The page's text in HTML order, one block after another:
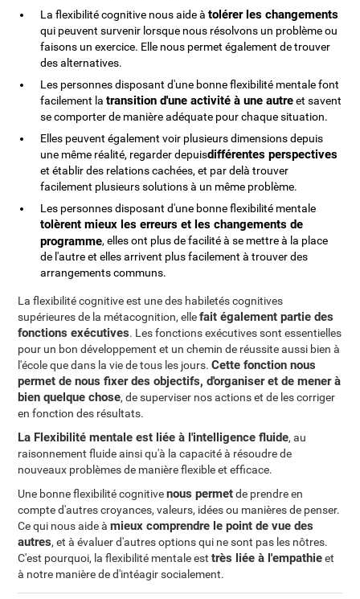
La flexibilité cognitive nous aide àtolérer les changements
qui peuvent survenir lorsque nous résolvons un problème ou
faisons un exercice. Elle nous permet également de trouver
des alternatives.
Les personnes disposant d'une bonne flexibilité mentale font
facilement latransition d'une activité à une autreet savent
se comporter de manière adéquate pour chaque situation.
Elles peuvent également voir plusieurs dimensions depuis
une même réalité, regarder depuisdifférentes perspectives
et établir des relations cachées, et par delà trouver
facilement plusieurs solutions à un même problème.
Les personnes disposant d'une bonne flexibilité mentale
tolèrent mieux les erreurs et les changements de
programme, elles ont plus de facilité à se mettre à la place
de l'autre et elles arrivent plus facilement à trouver des
arrangements communs.
La flexibilité cognitive est une des habiletés cognitives
supérieures de la métacognition, ellefait également partie des
fonctions exécutives. Les fonctions exécutives sont essentielles
pour un bon développement et un chemin de réussite aussi bien à
l'école que dans la vie de tous les jours.Cette fonction nous
permet de nous fixer des objectifs, d'organiser et de mener à
bien quelque chose, de superviser nos actions et de les corriger
en fonction des résultats.
La Flexibilité mentale est liée à l'intelligence fluide, au
raisonnement fluide ainsi qu'à la capacité à résoudre de
nouveaux problèmes de manière flexible et efficace.
Une bonne flexibilité cognitivenous permetde prendre en
compte d'autres croyances, valeurs, idées ou manières de penser.
Ce qui nous aide àmieux comprendre le point de vue des
autres, et à évaluer d'autres options qui ne sont pas les nôtres.
C'est pourquoi, la flexibilité mentale esttrès liée à l'empathieet
à notre manière de d'intéagir socialement.